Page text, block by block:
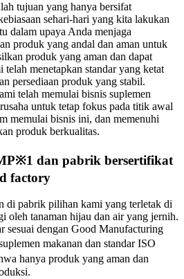
tujuan yang hanya bersifat
sehari-hari yang kita lakukan
dalam upaya Anda menjaga
produk yang andal dan aman untuk
produk yang aman dan dapat
telah menetapkan standar yang ketat
persediaan produk yang stabil.
telah memulai bisnis suplemen
untuk tetap fokus pada titik awal
memulai bisnis ini, dan memenuhi
produk berkualitas.
※1 dan pabrik bersertifikat
factory
di pabrik pilihan kami yang terletak di
tanaman hijau dan air yang jernih.
sesuai dengan Good Manufacturing
makanan dan standar ISO
hanya produk yang aman dan